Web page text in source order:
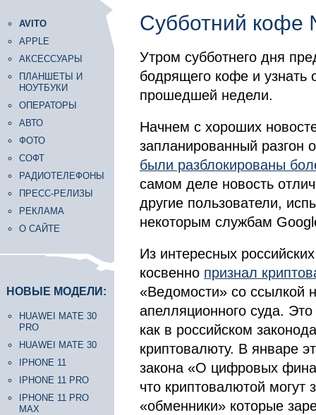
AVITO
APPLE
АКСЕССУАРЫ
ПЛАНШЕТЫ И
НОУТБУКИ
ОПЕРАТОРЫ
АВТО
ФОТО
СОФТ
РАДИОТЕЛЕФОНЫ
ПРЕСС-РЕЛИЗЫ
РЕКЛАМА
О САЙТЕ
НОВЫЕ МОДЕЛИ:
HUAWEI MATE 30
PRO
HUAWEI MATE 30
IPHONE 11
IPHONE 11 PRO
IPHONE 11 PRO
MAX
Субботний
Утром субботнего дня
бодрящего кофе и узнать
прошедшей недели.
Начнем с хороших
запланированный разгон
были разблокированы
самом деле новость
другие пользователи,
некоторым службам
Из интересных
косвенно признал
«Ведомости» со ссылкой
апелляционного суда.
как в российском
криптовалюту. В январе
закона «О цифровых
что криптовалютой могут
«обменники» которые